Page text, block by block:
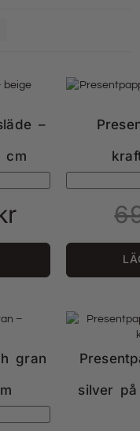
–
cm
gran
silver